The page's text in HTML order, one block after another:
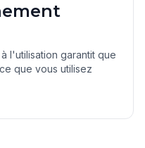
l'utilisation garantit que
que vous utilisez